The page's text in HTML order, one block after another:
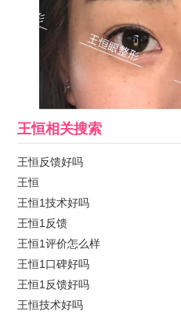
王恒相关搜索
王恒反馈好吗
王恒
王恒1技术好吗
王恒1反馈
王恒1评价怎么样
王恒1口碑好吗
王恒1反馈好吗
王恒技术好吗